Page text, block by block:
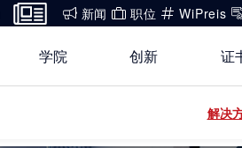
新闻 职位 WiPreis
学院 创新 证
解决